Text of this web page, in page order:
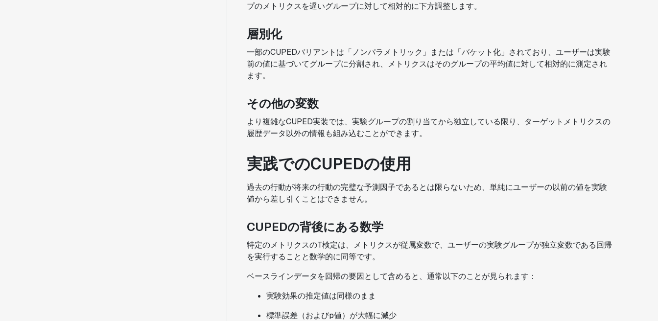
プのメトリクスを遅いグループに対して相対的に下方調整します。
層別化
一部のCUPEDバリアントは「ノンパラメトリック」または「バケット化」されており、ユーザーは実験
前の値に基づいてグループに分割され、メトリクスはそのグループの平均値に対して相対的に測定され
ます。
その他の変数
より複雑なCUPED実装では、実験グループの割り当てから独立している限り、ターゲットメトリクスの
履歴データ以外の情報も組み込むことができます。
実践でのCUPEDの使用
過去の行動が将来の行動の完璧な予測因子であるとは限らないため、単純にユーザーの以前の値を実験
値から差し引くことはできません。
CUPEDの背後にある数学
特定のメトリクスのT検定は、メトリクスが従属変数で、ユーザーの実験グループが独立変数である回帰
を実行することと数学的に同等です。
ベースラインデータを回帰の要因として含めると、通常以下のことが見られます：
実験効果の推定値は同様のまま
標準誤差（およびp値）が大幅に減少